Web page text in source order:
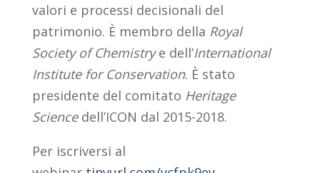
valori e processi decisionali del
patrimonio. È membro della Royal
Society of Chemistrye dell’International
Institute for Conservation. È stato
presidente del comitato Heritage
Sciencedell’ICON dal 2015-2018.
Per iscriversi al